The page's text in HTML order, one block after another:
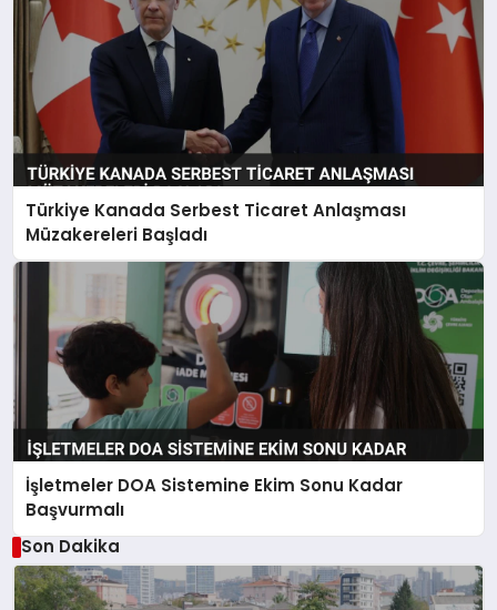
Türkiye Kanada Serbest Ticaret Anlaşması
Müzakereleri Başladı
İşletmeler DOA Sistemine Ekim Sonu Kadar
Başvurmalı
Son Dakika